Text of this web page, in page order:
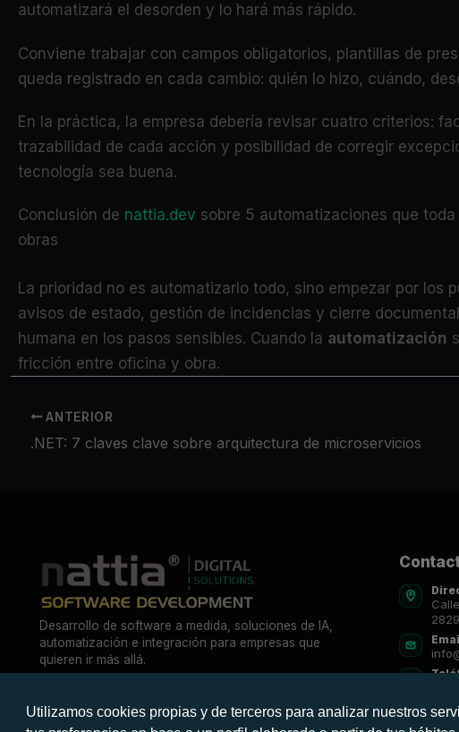
automatizará el desorden y lo hará más rápido.
Conviene trabajar con campos obligatorios, plantillas de
queda registrado en cada cambio: quién lo hizo, cuándo,
En la práctica, la empresa debería revisar cuatro criterios:
trazabilidad de cada acción y posibilidad de corregir
tecnología sea buena.
Conclusión de nattia.dev sobre 5 automatizaciones que
obras
La prioridad no es automatizarlo todo, sino empezar por
avisos de estado, gestión de incidencias y cierre
humana en los pasos sensibles. Cuando la automatización
fricción entre oficina y obra.
ANTERIOR
.NET: 7 claves clave sobre arquitectura de microservicios
Desarrollo de software a medida, soluciones de IA,
automatización e integración para empresas que
quieren ir más allá.
Utilizamos cookies propias y de terceros para analizar nuestros